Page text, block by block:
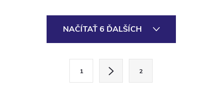
minerály. Podporuje hydratáciu,
minerály. Podporuje hydratáciu,
regeneráciu...
NAČÍTAŤ 6 ĎALŠÍCH
1 2